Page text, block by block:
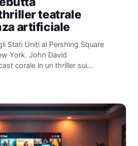
teatrale
artificiale
Stati Uniti al Pershing Square
York. John David
corale in un thriller sui…